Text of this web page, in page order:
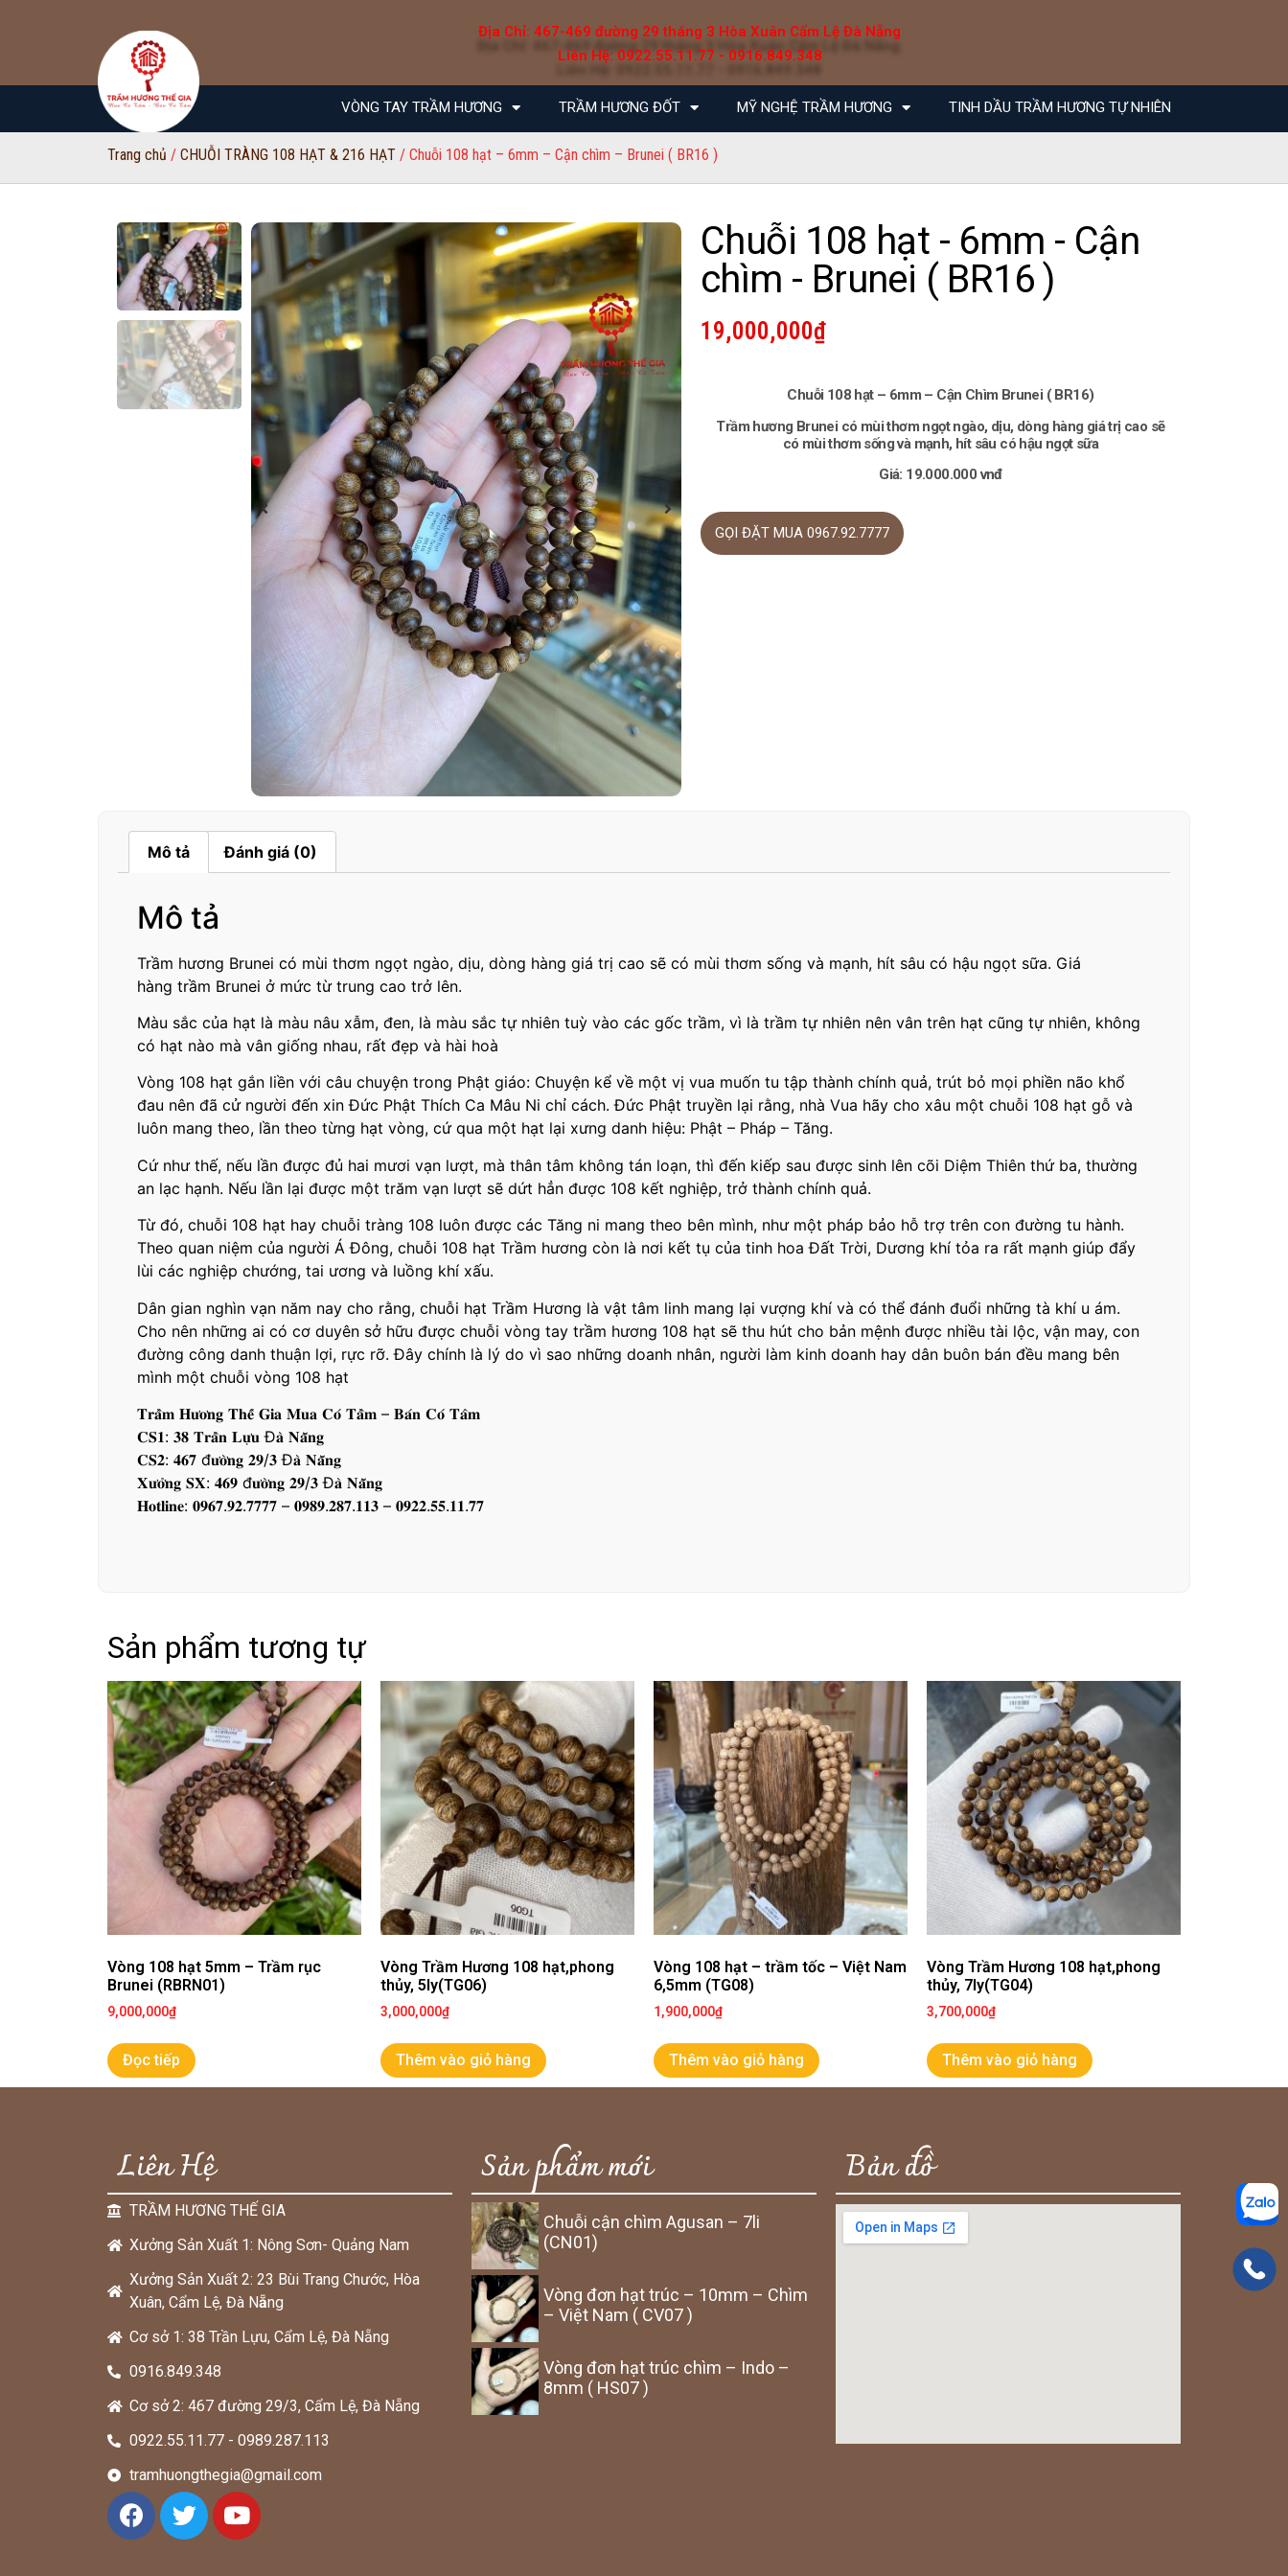
Địa Chỉ: 467-469 đường 29 tháng 3 Hòa Xuân Cẩm Lệ Đà Nẵng
Liên Hệ: 0922.55.11.77 - 0916.849.348
VÒNG TAY TRẦM HƯƠNG TRẦM HƯƠNG ĐỐT MỸ NGHỆ TRẦM HƯƠNG TINH DẦU TRẦM HƯƠNG TỰ NHIÊN
Trang chủ / CHUỖI TRÀNG 108 HẠT & 216 HẠT / Chuỗi 108 hạt – 6mm – Cận chìm – Brunei ( BR16 )
Chuỗi 108 hạt - 6mm - Cận
chìm - Brunei ( BR16 )
19,000,000₫
Chuỗi 108 hạt – 6mm – Cận Chìm Brunei ( BR16)
Trầm hương Brunei có mùi thơm ngọt ngào, dịu, dòng hàng giá trị cao sẽ
có mùi thơm sống và mạnh, hít sâu có hậu ngọt sữa
Giá: 19.000.000 vnđ
GỌI ĐẶT MUA 0967.92.7777
Mô tả Đánh giá (0)
Mô tả
Trầm hương Brunei có mùi thơm ngọt ngào, dịu, dòng hàng giá trị cao sẽ có mùi thơm sống và mạnh, hít sâu có hậu ngọt sữa. Giá
hàng trầm Brunei ở mức từ trung cao trở lên.
Màu sắc của hạt là màu nâu xẫm, đen, là màu sắc tự nhiên tuỳ vào các gốc trầm, vì là trầm tự nhiên nên vân trên hạt cũng tự nhiên, không
có hạt nào mà vân giống nhau, rất đẹp và hài hoà
Vòng 108 hạt gắn liền với câu chuyện trong Phật giáo: Chuyện kể về một vị vua muốn tu tập thành chính quả, trút bỏ mọi phiền não khổ
đau nên đã cử người đến xin Đức Phật Thích Ca Mâu Ni chỉ cách. Đức Phật truyền lại rằng, nhà Vua hãy cho xâu một chuỗi 108 hạt gỗ và
luôn mang theo, lần theo từng hạt vòng, cứ qua một hạt lại xưng danh hiệu: Phật – Pháp – Tăng.
Cứ như thế, nếu lần được đủ hai mươi vạn lượt, mà thân tâm không tán loạn, thì đến kiếp sau được sinh lên cõi Diệm Thiên thứ ba, thường
an lạc hạnh. Nếu lần lại được một trăm vạn lượt sẽ dứt hẳn được 108 kết nghiệp, trở thành chính quả.
Từ đó, chuỗi 108 hạt hay chuỗi tràng 108 luôn được các Tăng ni mang theo bên mình, như một pháp bảo hỗ trợ trên con đường tu hành.
Theo quan niệm của người Á Đông, chuỗi 108 hạt Trầm hương còn là nơi kết tụ của tinh hoa Đất Trời, Dương khí tỏa ra rất mạnh giúp đẩy
lùi các nghiệp chướng, tai ương và luồng khí xấu.
Dân gian nghìn vạn năm nay cho rằng, chuỗi hạt Trầm Hương là vật tâm linh mang lại vượng khí và có thể đánh đuổi những tà khí u ám.
Cho nên những ai có cơ duyên sở hữu được chuỗi vòng tay trầm hương 108 hạt sẽ thu hút cho bản mệnh được nhiều tài lộc, vận may, con
đường công danh thuận lợi, rực rỡ. Đây chính là lý do vì sao những doanh nhân, người làm kinh doanh hay dân buôn bán đều mang bên
mình một chuỗi vòng 108 hạt
𝐓𝐫𝐚̂̀𝐦 𝐇𝐮̛𝐨̛𝐧𝐠 𝐓𝐡𝐞̂́ 𝐆𝐢𝐚 𝐌𝐮𝐚 𝐂𝐨́ 𝐓𝐚̂̀𝐦 – 𝐁𝐚́𝐧 𝐂𝐨́ 𝐓𝐚̂𝐦
𝐂𝐒𝟏: 𝟑𝟖 𝐓𝐫𝐚̂̀𝐧 𝐋𝐮̛̣𝐮 Đ𝐚̀ 𝐍𝐚̆̃𝐧𝐠
𝐂𝐒𝟐: 𝟒𝟔𝟕 đ𝐮̛𝐨̛̀𝐧𝐠 𝟐𝟗/𝟑 Đ𝐚̀ 𝐍𝐚̆̃𝐧𝐠
𝐗𝐮̛𝐨̛̉𝐧𝐠 𝐒𝐗: 𝟒𝟔𝟗 đ𝐮̛𝐨̛̀𝐧𝐠 𝟐𝟗/𝟑 Đ𝐚̀ 𝐍𝐚̆̃𝐧𝐠
𝐇𝐨𝐭𝐥𝐢𝐧𝐞: 𝟎𝟗𝟔𝟕.𝟗𝟐.𝟕𝟕𝟕𝟕 – 𝟎𝟗𝟖𝟗.𝟐𝟖𝟕.𝟏𝟏𝟑 – 𝟎𝟗𝟐𝟐.𝟓𝟓.𝟏𝟏.𝟕𝟕
Sản phẩm tương tự
Vòng 108 hạt 5mm – Trầm rục
Brunei (RBRN01)
9,000,000₫
Đọc tiếp
Vòng Trầm Hương 108 hạt,phong
thủy, 5ly(TG06)
3,000,000₫
Thêm vào giỏ hàng
Vòng 108 hạt – trầm tốc – Việt Nam
6,5mm (TG08)
1,900,000₫
Thêm vào giỏ hàng
Vòng Trầm Hương 108 hạt,phong
thủy, 7ly(TG04)
3,700,000₫
Thêm vào giỏ hàng
Liên Hệ
TRẦM HƯƠNG THẾ GIA
Xưởng Sản Xuất 1: Nông Sơn- Quảng Nam
Xưởng Sản Xuất 2: 23 Bùi Trang Chước, Hòa
Xuân, Cẩm Lệ, Đà Nẵng
Cơ sở 1: 38 Trần Lựu, Cẩm Lệ, Đà Nẵng
0916.849.348
Cơ sở 2: 467 đường 29/3, Cẩm Lệ, Đà Nẵng
0922.55.11.77 - 0989.287.113
tramhuongthegia@gmail.com
Sản phẩm mới
Chuỗi cận chìm Agusan – 7li
(CN01)
Vòng đơn hạt trúc – 10mm – Chìm
– Việt Nam ( CV07 )
Vòng đơn hạt trúc chìm – Indo –
8mm ( HS07 )
Bản đồ